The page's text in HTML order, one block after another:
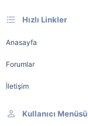
Hızlı Linkler
Anasayfa
Forumlar
İletişim
Kullanıcı Menüsü